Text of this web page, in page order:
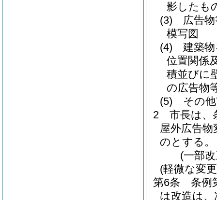
影したも
(3)
広告
模写図
(4)
建築
位置関係
積並びに
の広告物
(5)
その
2
市長は、
屋外広告物
のとする。
(一部
(軽微な変
第6条
条例
は改造は